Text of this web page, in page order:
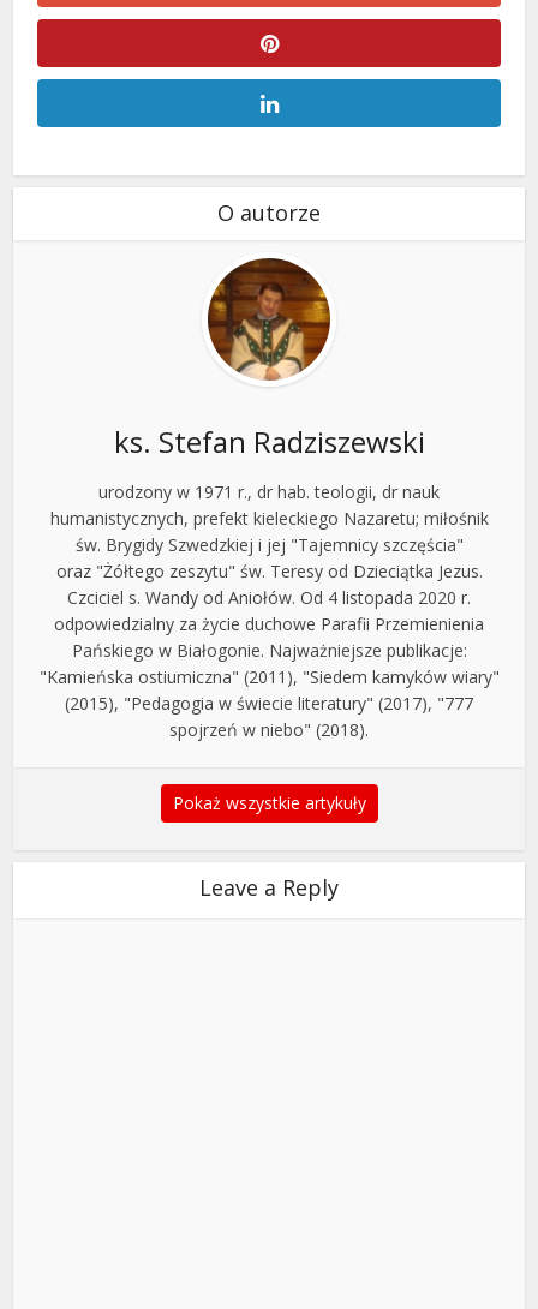
O autorze
ks. Stefan Radziszewski
urodzony w 1971 r., dr hab. teologii, dr nauk
humanistycznych, prefekt kieleckiego Nazaretu; miłośnik
św. Brygidy Szwedzkiej i jej "Tajemnicy szczęścia"
oraz "Żółtego zeszytu" św. Teresy od Dzieciątka Jezus.
Czciciel s. Wandy od Aniołów. Od 4 listopada 2020 r.
odpowiedzialny za życie duchowe Parafii Przemienienia
Pańskiego w Białogonie. Najważniejsze publikacje:
"Kamieńska ostiumiczna" (2011), "Siedem kamyków wiary"
(2015), "Pedagogia w świecie literatury" (2017), "777
spojrzeń w niebo" (2018).
Pokaż wszystkie artykuły
Leave a Reply